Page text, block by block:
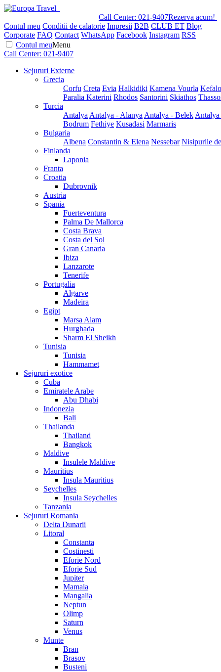
Call Center: 021-9407Rezerva acum!
Contul meu Conditii de calatorie Impresii B2B CLUB ET Blog
Corporate FAQ Contact WhatsApp Facebook Instagram RSS
Contul meuMenu
Call Center: 021-9407
Sejururi Externe
Grecia
Corfu Creta Evia Halkidiki Kamena Vourla
Paralia Katerini Rhodos Santorini Skiathos
Turcia
Antalya Antalya - Alanya Antalya - Belek
Bodrum Fethiye Kusadasi Marmaris
Bulgaria
Albena Constantin & Elena Nessebar Nisipurile
Finlanda
Laponia
Franta
Croatia
Dubrovnik
Austria
Spania
Fuerteventura
Palma De Mallorca
Costa Brava
Costa del Sol
Gran Canaria
Ibiza
Lanzarote
Tenerife
Portugalia
Algarve
Madeira
Egipt
Marsa Alam
Hurghada
Sharm El Sheikh
Tunisia
Tunisia
Hammamet
Sejururi exotice
Cuba
Emiratele Arabe
Abu Dhabi
Indonezia
Bali
Thailanda
Thailand
Bangkok
Maldive
Insulele Maldive
Mauritius
Insula Mauritius
Seychelles
Insula Seychelles
Tanzania
Sejururi Romania
Delta Dunarii
Litoral
Constanta
Costinesti
Eforie Nord
Eforie Sud
Jupiter
Mamaia
Mangalia
Neptun
Olimp
Saturn
Venus
Munte
Bran
Brasov
Busteni